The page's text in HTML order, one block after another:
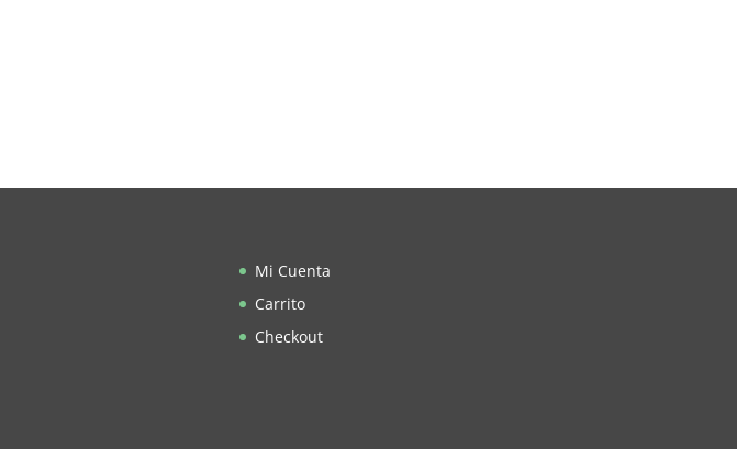
Mi Cuenta
Carrito
Checkout